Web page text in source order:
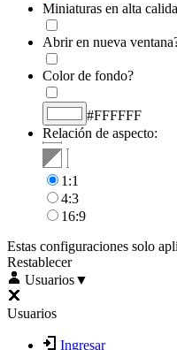
Miniaturas en alta
Abrir en nueva
Color de fondo?
#FFFFFF
Relación de aspecto:
1:1
4:3
16:9
Estas configuraciones solo
Restablecer
Usuarios▼
Usuarios
Ingresar